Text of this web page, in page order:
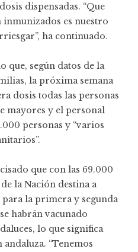
dispensadas. “Que
inmunizados es nuestro
ha continuado.
que, según datos de la
la próxima semana
dosis todas las personas
mayores y el personal
personas y “varios
que con las 69.000
la Nación destina a
la primera y segunda
habrán vacunado
lo que significa
andaluza. “Tenemos